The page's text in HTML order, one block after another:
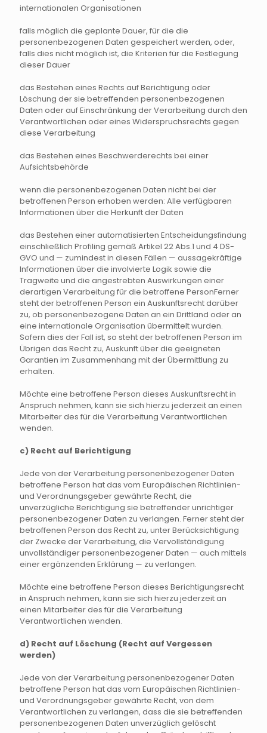
internationalen Organisationen
falls möglich die geplante Dauer, für die die
personenbezogenen Daten gespeichert werden, oder,
falls dies nicht möglich ist, die Kriterien für die Festlegung
dieser Dauer
das Bestehen eines Rechts auf Berichtigung oder
Löschung der sie betreffenden personenbezogenen
Daten oder auf Einschränkung der Verarbeitung durch den
Verantwortlichen oder eines Widerspruchsrechts gegen
diese Verarbeitung
das Bestehen eines Beschwerderechts bei einer
Aufsichtsbehörde
wenn die personenbezogenen Daten nicht bei der
betroffenen Person erhoben werden: Alle verfügbaren
Informationen über die Herkunft der Daten
das Bestehen einer automatisierten Entscheidungsfindung
einschließlich Profiling gemäß Artikel 22 Abs.1 und 4 DS-
GVO und — zumindest in diesen Fällen — aussagekräftige
Informationen über die involvierte Logik sowie die
Tragweite und die angestrebten Auswirkungen einer
derartigen Verarbeitung für die betroffene PersonFerner
steht der betroffenen Person ein Auskunftsrecht darüber
zu, ob personenbezogene Daten an ein Drittland oder an
eine internationale Organisation übermittelt wurden.
Sofern dies der Fall ist, so steht der betroffenen Person im
Übrigen das Recht zu, Auskunft über die geeigneten
Garantien im Zusammenhang mit der Übermittlung zu
erhalten.
Möchte eine betroffene Person dieses Auskunftsrecht in
Anspruch nehmen, kann sie sich hierzu jederzeit an einen
Mitarbeiter des für die Verarbeitung Verantwortlichen
wenden.
c) Recht auf Berichtigung
Jede von der Verarbeitung personenbezogener Daten
betroffene Person hat das vom Europäischen Richtlinien-
und Verordnungsgeber gewährte Recht, die
unverzügliche Berichtigung sie betreffender unrichtiger
personenbezogener Daten zu verlangen. Ferner steht der
betroffenen Person das Recht zu, unter Berücksichtigung
der Zwecke der Verarbeitung, die Vervollständigung
unvollständiger personenbezogener Daten — auch mittels
einer ergänzenden Erklärung — zu verlangen.
Möchte eine betroffene Person dieses Berichtigungsrecht
in Anspruch nehmen, kann sie sich hierzu jederzeit an
einen Mitarbeiter des für die Verarbeitung
Verantwortlichen wenden.
d) Recht auf Löschung (Recht auf Vergessen
werden)
Jede von der Verarbeitung personenbezogener Daten
betroffene Person hat das vom Europäischen Richtlinien-
und Verordnungsgeber gewährte Recht, von dem
Verantwortlichen zu verlangen, dass die sie betreffenden
personenbezogenen Daten unverzüglich gelöscht